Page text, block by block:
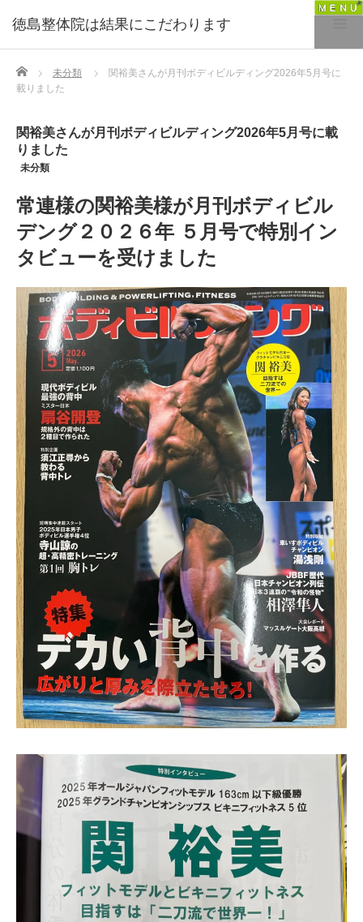
徳島整体院は結果にこだわります
Home 未分類
関裕美さんが月刊ボディビルディング2026年5月号に
載りました
関裕美さんが月刊ボディビルディング2026年5月号に載
りました
未分類
常連様の関裕美様が月刊ボディビル
デング２０２６年 ５月号で特別イン
タビューを受けました